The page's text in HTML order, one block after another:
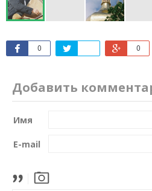
0 0
Добавить
Имя
E-mail